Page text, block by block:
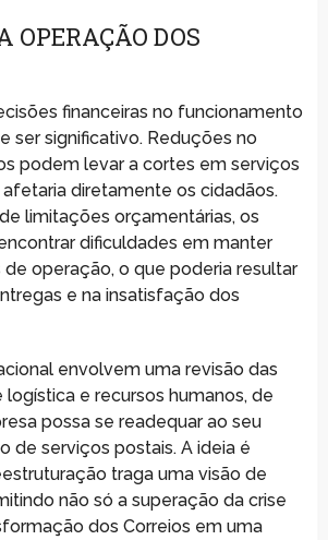
OPERAÇÃO DOS
financeiras no funcionamento
ser significativo. Reduções no
podem levar a cortes em serviços
afetaria diretamente os cidadãos.
limitações orçamentárias, os
dificuldades em manter
de operação, o que poderia resultar
e na insatisfação dos
envolvem uma revisão das
logística e recursos humanos, de
possa se readequar ao seu
de serviços postais. A ideia é
traga uma visão de
não só a superação da crise
dos Correios em uma